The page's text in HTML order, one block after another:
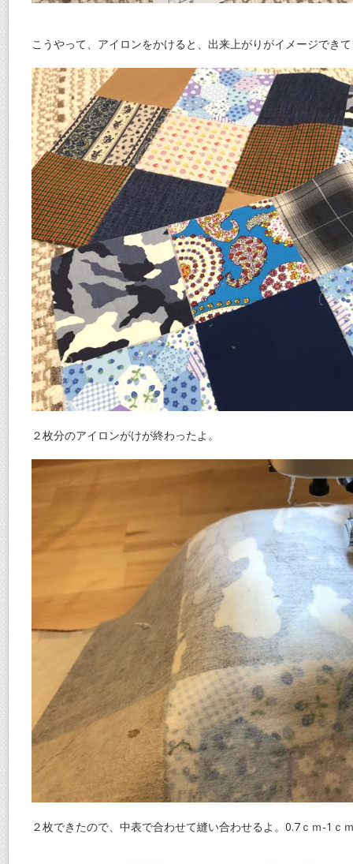
こうやって、アイロンをかけると、出来上がりがイメージでき
２枚分のアイロンがけが終わったよ。
２枚できたので、中表で合わせて縫い合わせるよ。0.7ｃｍ-1ｃ